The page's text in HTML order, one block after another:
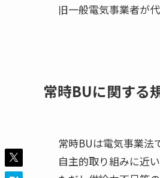
旧一般電気事業者が
常時BUに関する
常時BUは電気事業法
自主的取り組みに近い